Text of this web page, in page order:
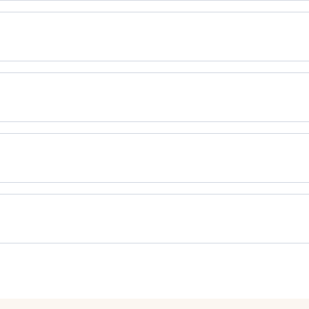
ryżową nawilża i zapewnia naturalny glow.
zmarszczki, a kompleks 8 form kwasu hialuronowego dba o
FERMENT LYSATE, HYDROXYPROPYLTRIMONIUM
SODIUM HYALURONATE CROSSPOLYMER, HYALURONIC
GLYCERETH-26, GLYCERIN, 1,2-HEXANEDIOL, ARGININE, ASIATIC
SCUTELLARIA BAICALENSIS ROOT EXTRACT, PHELLINUS
EXTRACT, MADECASSOSIDE, ASIATICOSIDE, PENTYLENE
i wieczorem, delikatnie wklepując opuszkami palców.
ale też na szczyty kości policzkowych. Efekt? Subtelne